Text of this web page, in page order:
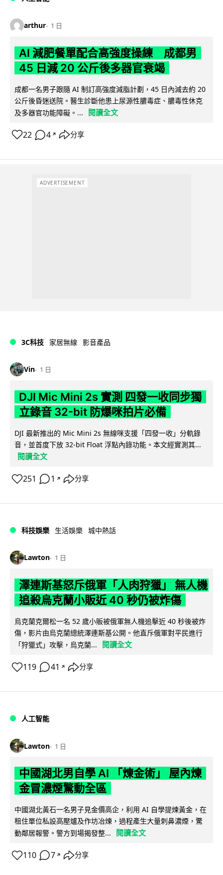
arthur 1 日
AI 減肥餐單配合高強度操練 成都男
45 日減 20 公斤後多器官衰竭
成都一名男子跟隨 AI 制訂高強度減脂計劃，45 日內減去約 20
公斤後昏迷送院。醫生診斷他患上尿源性膿毒症、膿毒性休克
及多器官功能障礙。...
閱讀全文
22 4 ↗ 分享
ADVERTISEMENT
3C科技 家居無線 影音產品
Vin 1 日
DJI Mic Mini 2s 實測 四發一收同步獨
立錄音 32-bit 防爆咪拍片必備
DJI 最新推出的 Mic Mini 2s 無線咪支援「四發一收」分軌錄
音，並首度下放 32-bit Float 浮點內錄功能。本文經實測其...
閱讀全文
251 1 ↗ 分享
科技娛樂 生活娛樂 城中熱話
Lawton 1 日
澤連斯基怒斥俄軍「人肉狩獵」 無人機
追殺烏克蘭小販近 40 秒仍被炸傷
烏克蘭克爾松一名 52 歲小販被俄軍無人機追擊近 40 秒後被炸
傷，影片由烏克蘭總統澤連斯基公開。他直斥俄軍對平民進行
「狩獵式」攻擊，烏克蘭...
閱讀全文
119 41 ↗ 分享
人工智能
Lawton 1 日
中國湖北男自學 AI 「煉金術」 屋內煉
金冒濃煙驚動全區
中國湖北黃石一名男子見金價高企，利用 AI 自學提煉黃金，在
租住單位私設高壓爐及作坊冶煉，過程產生大量刺鼻濃煙，驚
動鄰居報警。警方到場揭發整...
閱讀全文
110 7 ↗ 分享